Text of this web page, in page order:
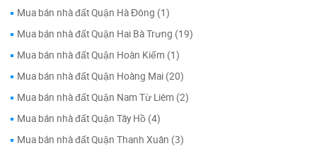
Mua bán nhà đất Quận Hà Đông (1)
Mua bán nhà đất Quận Hai Bà Trưng (19)
Mua bán nhà đất Quận Hoàn Kiếm (1)
Mua bán nhà đất Quận Hoàng Mai (20)
Mua bán nhà đất Quận Nam Từ Liêm (2)
Mua bán nhà đất Quận Tây Hồ (4)
Mua bán nhà đất Quận Thanh Xuân (3)